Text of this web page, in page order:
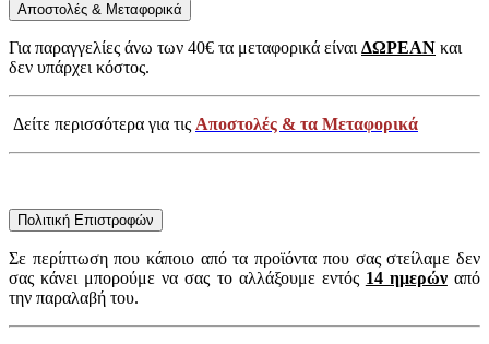
Αποστολές & Μεταφορικά
Για παραγγελίες άνω των 40€ τα μεταφορικά είναιΔΩΡΕΑΝ και
δεν υπάρχει κόστος.
Δείτε περισσότερα για τις Αποστολές & τα Μεταφορικά
Πολιτική Επιστροφών
Σε περίπτωση που κάποιο από τα προϊόντα που σας στείλαμε δεν
σας κάνει μπορούμε να σας το αλλάξουμε εντός 14 ημερώναπό
την παραλαβή του.